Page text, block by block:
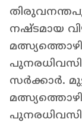
നഷ്ടമായ
സര്‍ക്കാര്‍.